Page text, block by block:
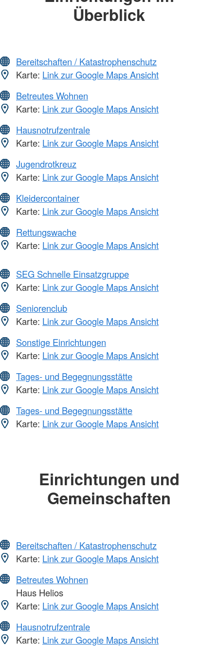
Überblick
Bereitschaften / Katastrophenschutz
Karte: Link zur Google Maps Ansicht
Betreutes Wohnen
Karte: Link zur Google Maps Ansicht
Hausnotrufzentrale
Karte: Link zur Google Maps Ansicht
Jugendrotkreuz
Karte: Link zur Google Maps Ansicht
Kleidercontainer
Karte: Link zur Google Maps Ansicht
Rettungswache
Karte: Link zur Google Maps Ansicht
SEG Schnelle Einsatzgruppe
Karte: Link zur Google Maps Ansicht
Seniorenclub
Karte: Link zur Google Maps Ansicht
Sonstige Einrichtungen
Karte: Link zur Google Maps Ansicht
Tages- und Begegnungsstätte
Karte: Link zur Google Maps Ansicht
Tages- und Begegnungsstätte
Karte: Link zur Google Maps Ansicht
Einrichtungen und
Gemeinschaften
Bereitschaften / Katastrophenschutz
Karte: Link zur Google Maps Ansicht
Betreutes Wohnen
Haus Helios
Karte: Link zur Google Maps Ansicht
Hausnotrufzentrale
Karte: Link zur Google Maps Ansicht